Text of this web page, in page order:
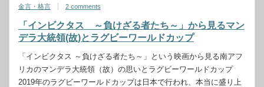
金言・格言
2 comments
「インビクタス ～負けざる者たち～」から見るマン
デラ大統領(故)とラグビーワールドカップ
「インビクタス ～負けざる者たち～」という映画から見る南アフ
リカのマンデラ大統領（故）の思いとラグビーワールドカップ
2019年のラグビーワールドカップは日本で行われ、本当に盛り上